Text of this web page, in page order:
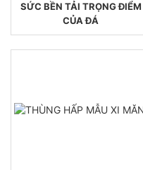
SỨC BỀN TẢI TRỌNG ĐIỂM
CỦA ĐÁ